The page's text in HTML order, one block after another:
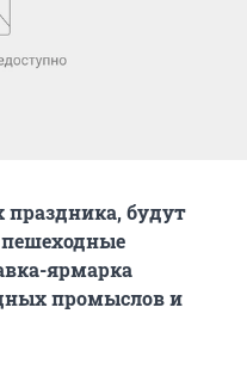
праздника, будут
ярмарка
промыслов и